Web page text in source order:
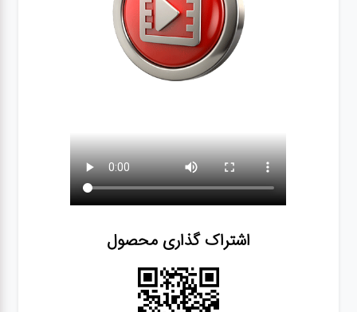
اشتراک گذاری محصول